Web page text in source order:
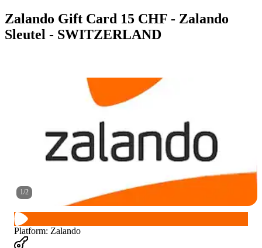
Zalando Gift Card 15 CHF - Zalando
Sleutel - SWITZERLAND
1/2
Platform: Zalando